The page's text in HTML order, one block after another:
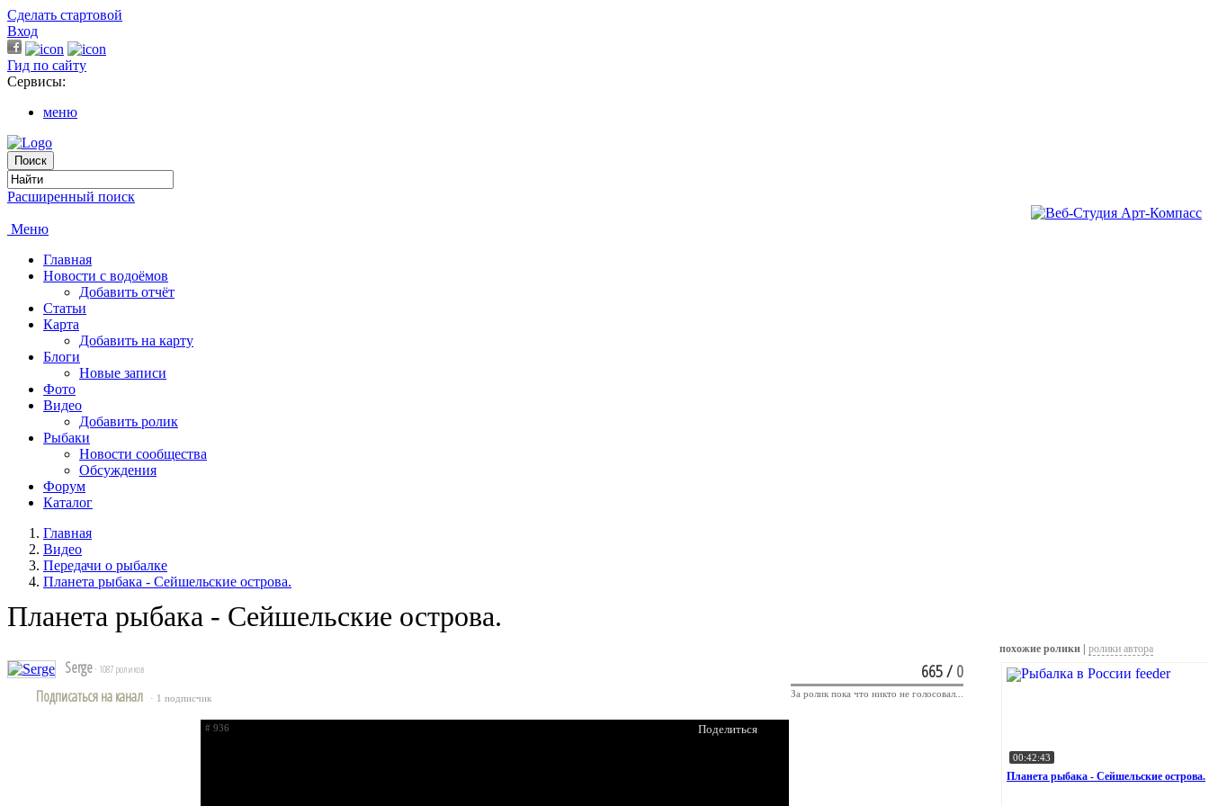
Сделать стартовой
Вход
Гид по сайту
Сервисы:
меню
Расширенный поиск
Меню
Главная
Новости с водоёмов
Добавить отчёт
Статьи
Карта
Добавить на карту
Блоги
Новые записи
Фото
Видео
Добавить ролик
Рыбаки
Новости сообщества
Обсуждения
Форум
Каталог
Главная
Видео
Передачи о рыбалке
Планета рыбака - Сейшельские острова.
Планета рыбака - Сейшельские острова.
Serge · 1087 роликов
Подписаться на канал · 1 подписчик
# 936 Поделиться
665/0
За ролик пока что никто не голосовал...
похожие ролики | ролики автора
00:42:43
Планета рыбака - Сейшельские острова.